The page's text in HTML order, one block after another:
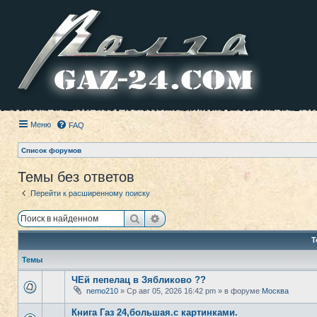
Меню FAQ
Список форумов
Темы без ответов
Перейти к расширенному поиску
ПоискРасширенный поиск
Темы
ЧЕй пепелац в Зябликово ??
nemo210 » Ср авг 05, 2026 16:42 pm » в форуме Москва
Книга Газ 24,большая.с картинками.